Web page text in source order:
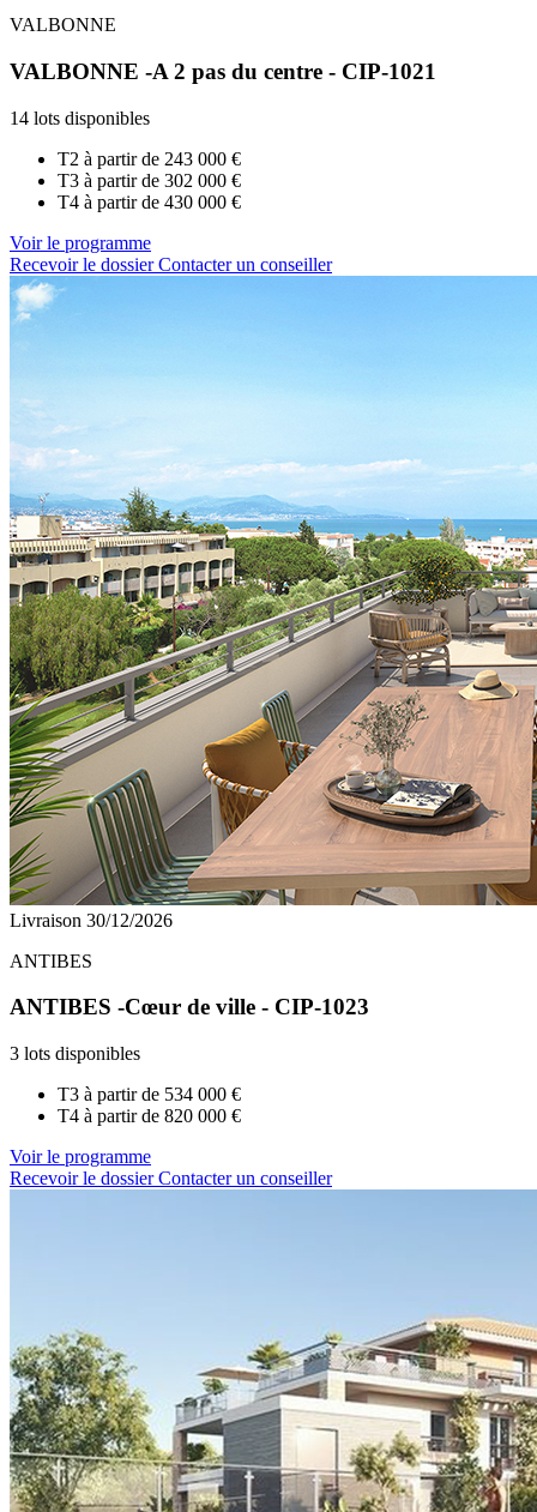
VALBONNE
VALBONNE -A 2 pas du centre - CIP-1021
14 lots disponibles
T2 à partir de 243 000 €
T3 à partir de 302 000 €
T4 à partir de 430 000 €
Voir le programme
Recevoir le dossierContacter un conseiller
Livraison 30/12/2026
ANTIBES
ANTIBES -Cœur de ville - CIP-1023
3 lots disponibles
T3 à partir de 534 000 €
T4 à partir de 820 000 €
Voir le programme
Recevoir le dossierContacter un conseiller